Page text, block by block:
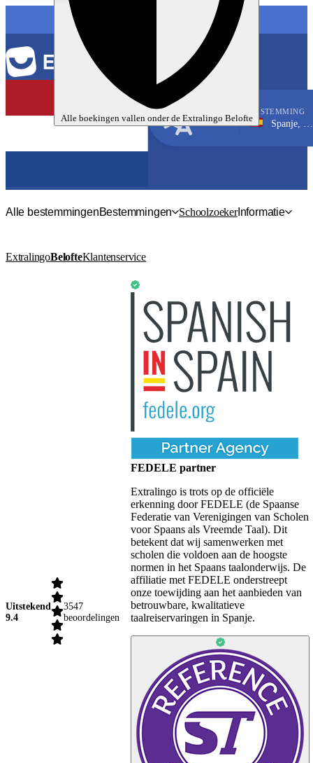
Alle boekingen vallen onder de Extralingo Belofte
TAAL
BESTEMMING
Spanje, Salamanca
Alle bestemmingenBestemmingen SchoolzoekerInformatie
ExtralingoBelofteKlantenservice
Uitstekend
9.4
3547
beoordelingen
FEDELE partner
Extralingo is trots op de officiële
erkenning door FEDELE (de Spaanse
Federatie van Verenigingen van Scholen
voor Spaans als Vreemde Taal). Dit
betekent dat wij samenwerken met
scholen die voldoen aan de hoogste
normen in het Spaans taalonderwijs. De
affiliatie met FEDELE onderstreept
onze toewijding aan het aanbieden van
betrouwbare, kwalitatieve
taalreiservaringen in Spanje.